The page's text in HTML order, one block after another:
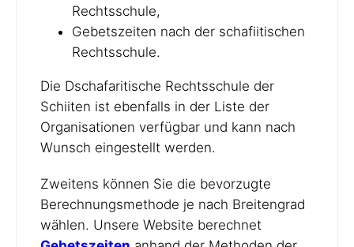
Rechtsschule,
Gebetszeiten nach der schafiitischen
Rechtsschule.
Die Dschafaritische Rechtsschule der
Schiiten ist ebenfalls in der Liste der
Organisationen verfügbar und kann nach
Wunsch eingestellt werden.
Zweitens können Sie die bevorzugte
Berechnungsmethode je nach Breitengrad
wählen. Unsere Website berechnet